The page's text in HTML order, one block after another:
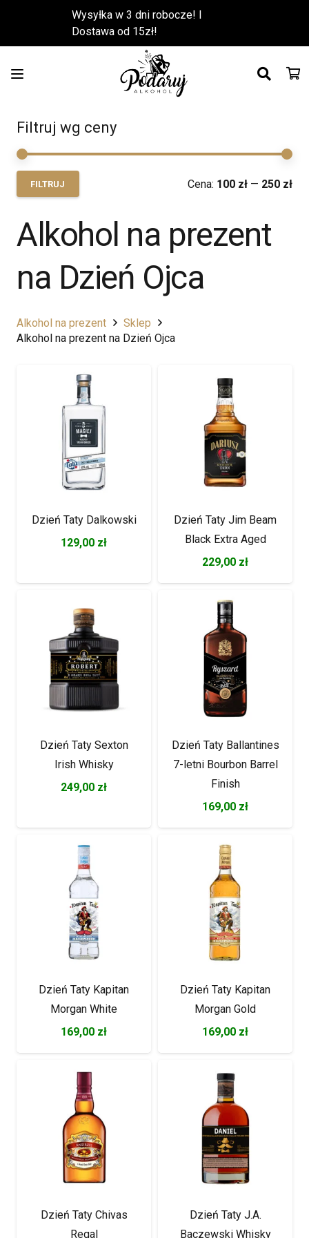
Wysyłka w 3 dni robocze! l
Dostawa od 15zł!
Alkohol na prezent
na Dzień Ojca
Alkohol na prezent
Sklep
Alkohol na prezent na Dzień Ojca
Dzień Taty Dalkowski
129,00 zł
Dzień Taty Jim Beam
Black Extra Aged
229,00 zł
Dzień Taty Sexton
Irish Whisky
249,00 zł
Dzień Taty Ballantines
7-letni Bourbon Barrel
Finish
169,00 zł
Dzień Taty Kapitan
Morgan White
169,00 zł
Dzień Taty Kapitan
Morgan Gold
169,00 zł
Dzień Taty Chivas
Regal
Dzień Taty J.A.
Baczewski Whisky
Filtruj wg ceny
FILTRUJ Cena: 100 zł — 250 zł